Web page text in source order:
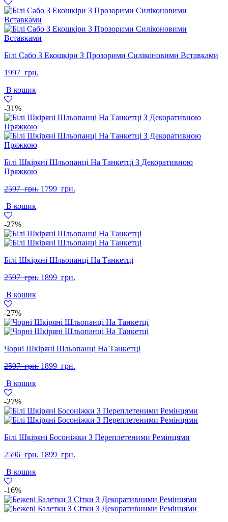
Білі Сабо З Екошкіри З Прозорими Силіконовими Вставками
1997 грн.
В кошик
-31%
Білі Шкіряні Шльопанці На Танкетці З Декоративною
Пряжкою
2597 грн. Оригінальна
1799 грн.
В кошик
-27%
Білі Шкіряні Шльопанці На Танкетці
2597 грн. Оригінальна
1899 грн.
В кошик
-27%
Чорні Шкіряні Шльопанці На Танкетці
2597 грн. Оригінальна
1899 грн.
В кошик
-27%
Білі Шкіряні Босоніжки З Переплетеними Ремінцями
2596 грн. Оригінальна
1899 грн.
В кошик
-16%